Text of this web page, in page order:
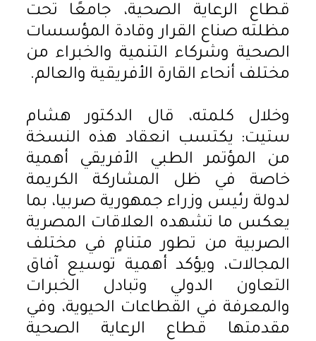
قطاع الرعاية الصحية، جامعًا تحت
مظلته صناع القرار وقادة المؤسسات
الصحية وشركاء التنمية والخبراء من
مختلف أنحاء القارة الأفريقية والعالم.
وخلال كلمته، قال الدكتور هشام
ستيت: يكتسب انعقاد هذه النسخة
من المؤتمر الطبي الأفريقي أهمية
خاصة في ظل المشاركة الكريمة
لدولة رئيس وزراء جمهورية صربيا، بما
يعكس ما تشهده العلاقات المصرية
الصربية من تطور متنامٍ في مختلف
المجالات، ويؤكد أهمية توسيع آفاق
التعاون الدولي وتبادل الخبرات
والمعرفة في القطاعات الحيوية، وفي
مقدمتها قطاع الرعاية الصحية